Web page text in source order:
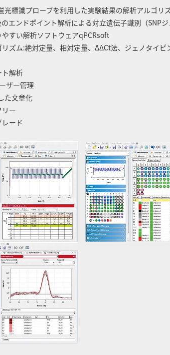
光標識プローブを利用した実験結果の解析アルゴリ
エンドポイント解析による対立遺伝子識別（SNP
すい解析ソフトウェアqPCRsoft
ズム:絶対定量、相対定量、ΔΔCt法、ジェノタイピ
解析
ザー管理
た文章化
ー
ード